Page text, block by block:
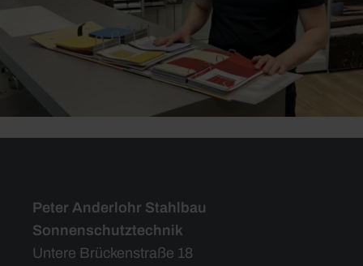
Peter Anderlohr Stahlbau
Sonnenschutztechnik
Untere Brückenstraße 18